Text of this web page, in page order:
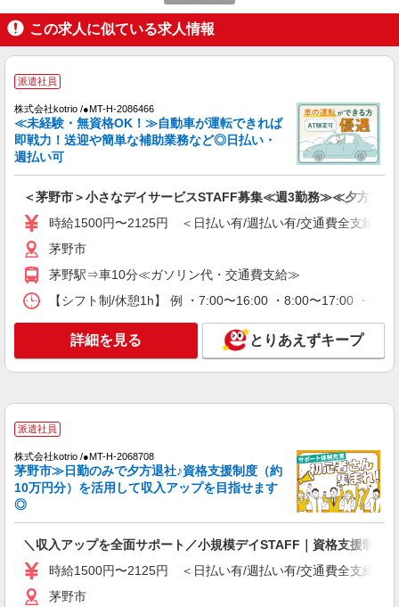
時給1500円〜2125円 ＜日払い有/週払い有/交
通費全支給(ガソリン代含む)＞
茅野市
派遣社員
株式会社kotrio /●MT-H-2006292
茅野市＊グループホームSTAFF＊生活のサポ
時給1500円〜2125円 ＜日払い有/週払い有/交
通費全支給(ガソリン代含む)＞
詳細を見る
派遣社員
株式会社kotrio /●MT-H-2067358
時給1500円〜2125円 ＜日払い有/週払い有/交
キープ 詳細を見る
派遣社員
株式会社kotrio /●MT-H-2012245
住宅の介護♪
この求人に似ている求人情報
派遣社員
株式会社kotrio /●MT-H-2086466
≪未経験・無資格OK！≫自動車が運転できれば
即戦力！送迎や簡単な補助業務など◎日払い・
週払い可
＜茅野市＞小さなデイサービスSTAFF募集≪週3勤務≫≪夕方退
時給1500円〜2125円 ＜日払い有/週払い有/交通費全支給(ガ
茅野市
茅野駅⇒車10分≪ガソリン代・交通費支給≫
【シフト制/休憩1h】 例 ・7:00〜16:00 ・8:00〜17:00 ・
詳細を見る とりあえずキープ
派遣社員
株式会社kotrio /●MT-H-2068708
茅野市≫日勤のみで夕方退社♪資格支援制度（約
10万円分）を活用して収入アップを目指せます
◎
＼収入アップを全面サポート／小規模デイSTAFF｜資格支援制度
時給1500円〜2125円 ＜日払い有/週払い有/交通費全支給(ガ
茅野市